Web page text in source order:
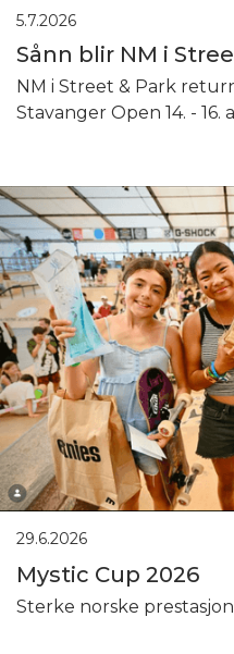
5.7.2026
Sånn blir NM i
NM i Street & Park
Stavanger Open 14. - 16.
29.6.2026
Mystic Cup 2026
Sterke norske